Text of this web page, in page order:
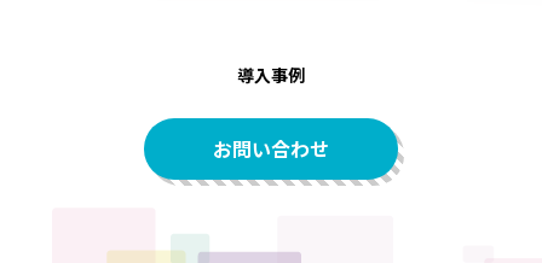
導入事例
お問い合わせ